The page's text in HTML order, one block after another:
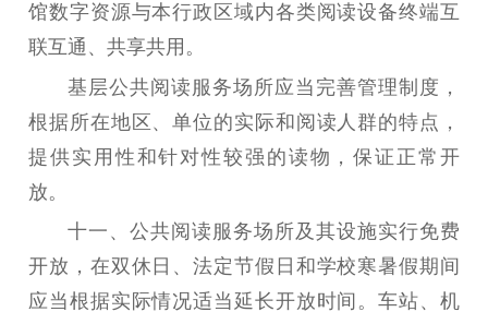
馆数字资源与本行政区域内各类阅读设备终端互
联互通、共享共用。
基层公共阅读服务场所应当完善管理制度，
根据所在地区、单位的实际和阅读人群的特点，
提供实用性和针对性较强的读物，保证正常开
放。
十一 、 公共阅读服务场所及其设施实行免费
开放，在双休日、法定节假日和学校寒暑假期间
应当根据实际情况适当延长开放时间。车站、机